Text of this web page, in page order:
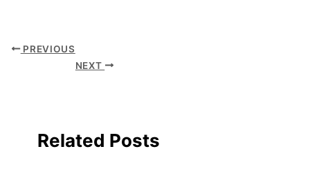
PREVIOUS
NEXT
Related Posts